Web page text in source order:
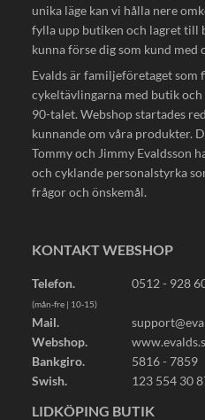
unika läge kan vi hålla nere
fylla upp butiken och lagret till
kunna förse dig som kund med
Evalds är familjeföretaget som
cykeltävlingarna med butik
90-talet. Webshop startades
kunnande om våra produkter.
Tommy och Jimmy Evaldsson
och cyklande personalstyrka
frågor och önskemål.
KONTAKT WEBSHOP
Telefon. 0512 - 928
(mån-fre | 10-15)
Mail.
Webshop.
Bankgiro.
5816 - 7859
Swish.
123 554 30
LIDKÖPING BUTIK